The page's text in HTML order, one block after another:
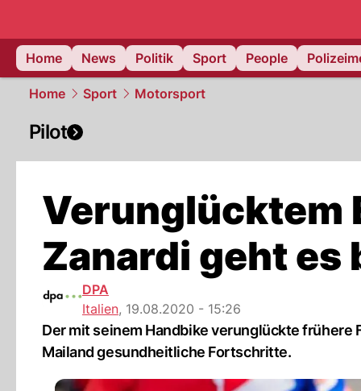
Home News Politik Sport People
Home Sport Motorsport
Pilot
Verunglücktem
Zanardi geht es
DPA
Italien, 19.08.2020 - 15:26
Der mit seinem Handbike verunglückte frühere
Mailand gesundheitliche Fortschritte.